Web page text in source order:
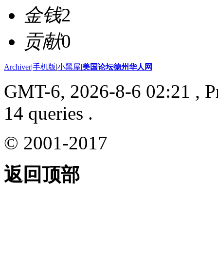
金钱2
贡献0
Archiver|手机版|小黑屋|美国论坛德州华人网
GMT-6, 2026-8-6 02:21 ,
14 queries .
© 2001-2017
返回顶部